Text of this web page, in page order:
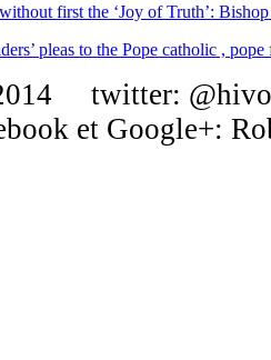
first the ‘Joy of Truth’:
pleas to the Pope catholic , pope
twitter:
et Google+: